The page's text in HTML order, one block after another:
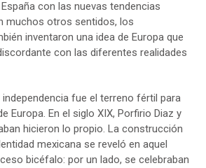
con las nuevas tendencias
muchos otros sentidos, los
inventaron una idea de Europa que
con las diferentes realidades
independencia fue el terreno fértil para
Europa. En el siglo XIX, Porfirio Diaz y
hicieron lo propio. La construcción
mexicana se reveló en aquel
bicéfalo: por un lado, se celebraban